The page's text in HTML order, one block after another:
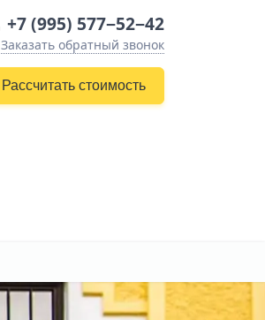
+7 (995) 577−52−42
Заказать обратный звонок
Рассчитать стоимость